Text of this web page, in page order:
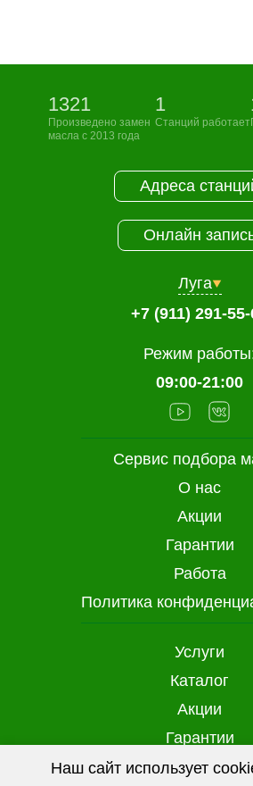
Наш сайт использует
1321
Произведено замен
масла с 2013 года
1
Станций работает
Услуги
Каталог
Акции
Гарантии
Доставка и
Сервис подбора
О нас
Акции
Гарантии
Работа
Политика
Адреса
Онлайн
Луга
+7 (911) 291-
Режим
09:00-21:00